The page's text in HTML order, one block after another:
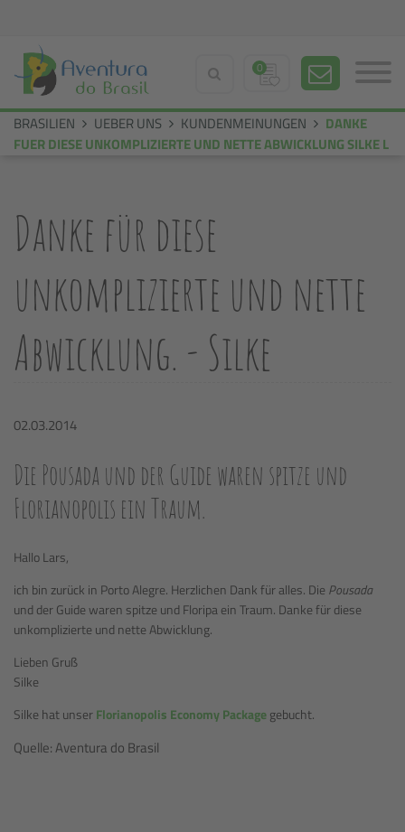
0
BRASILIEN UEBER UNS KUNDENMEINUNGEN
DANKE
FUER DIESE UNKOMPLIZIERTE UND NETTE ABWICKLUNG SILKE L
Danke für diese
unkomplizierte und nette
Abwicklung. - Silke
02.03.2014
Die Pousada und der Guide waren spitze und
Florianopolis ein Traum.
Hallo Lars,
ich bin zurück in Porto Alegre. Herzlichen Dank für alles. Die Pousada
und der Guide waren spitze und Floripa ein Traum. Danke für diese
unkomplizierte und nette Abwicklung.
Lieben Gruß
Silke
Silke hat unserFlorianopolis Economy Packagegebucht.
Quelle: Aventura do Brasil